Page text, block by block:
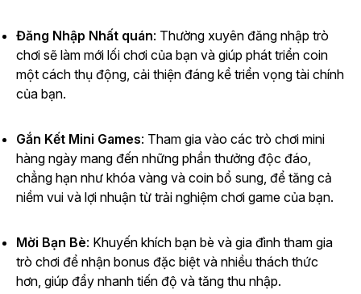
Đăng Nhập Nhất quán: Thường xuyên đăng nhập trò
chơi sẽ làm mới lối chơi của bạn và giúp phát triển coin
một cách thụ động, cải thiện đáng kể triển vọng tài chính
của bạn.
Gắn Kết Mini Games: Tham gia vào các trò chơi mini
hàng ngày mang đến những phần thưởng độc đáo,
chẳng hạn như khóa vàng và coin bổ sung, để tăng cả
niềm vui và lợi nhuận từ trải nghiệm chơi game của bạn.
Mời Bạn Bè: Khuyến khích bạn bè và gia đình tham gia
trò chơi để nhận bonus đặc biệt và nhiều thách thức
hơn, giúp đẩy nhanh tiến độ và tăng thu nhập.